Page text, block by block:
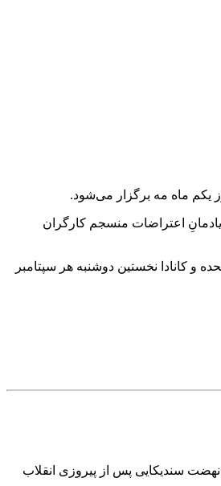
اعتراضات منسجم کارگران
و کانادا نخستین دوشنبه هر سپتامبر
سندیکایی پس از پیروزی انقلاب